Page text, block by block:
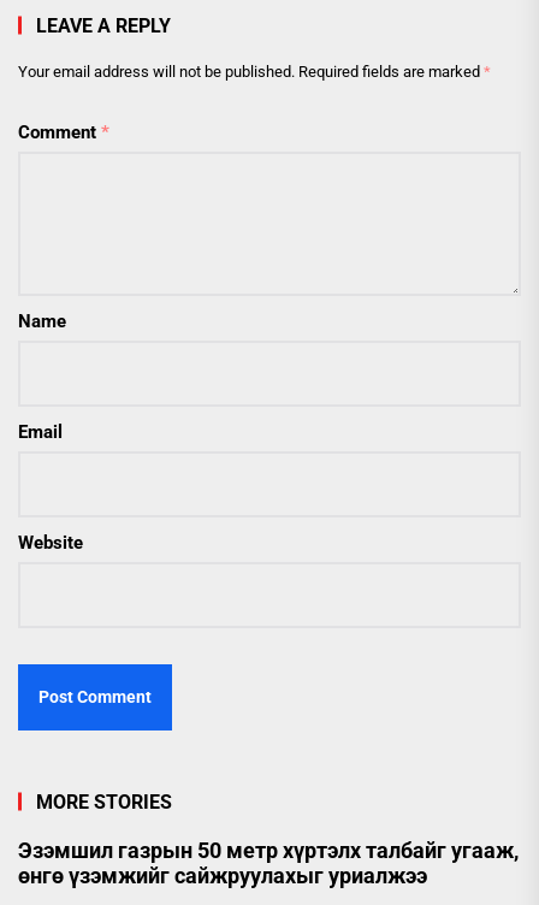
LEAVE A REPLY
Your email address will not be published. Required fields are marked *
Comment *
Name
Email
Website
MORE STORIES
Эзэмшил газрын 50 метр хүртэлх талбайг угааж,
өнгө үзэмжийг сайжруулахыг уриалжээ